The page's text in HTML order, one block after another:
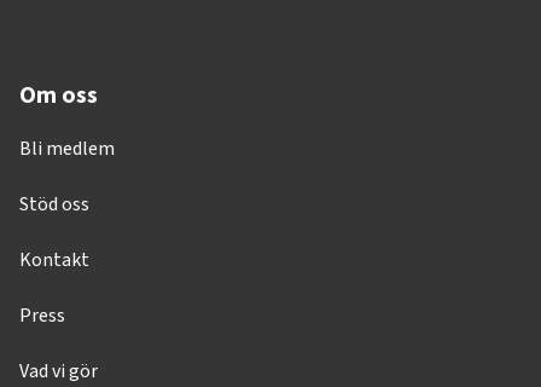
Om oss
Bli medlem
Stöd oss
Kontakt
Press
Vad vi gör